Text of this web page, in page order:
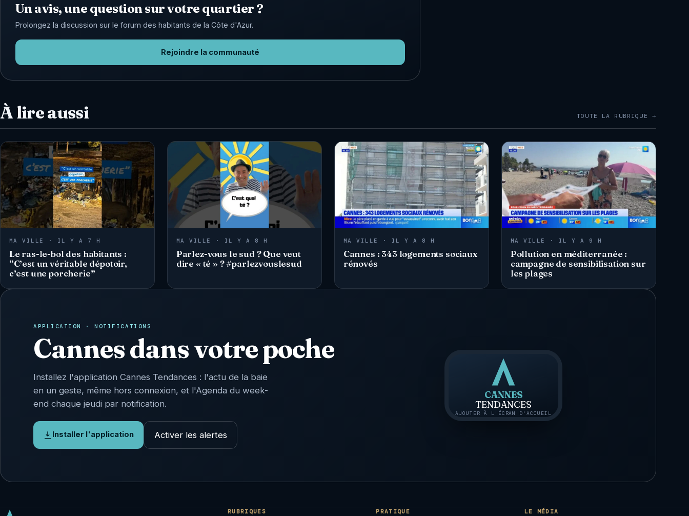
Un avis, une question sur votre quartier ?
Prolongez la discussion sur le forum des habitants de la Côte d'Azur.
Rejoindre la communauté
À lire aussi TOUTE LA RUBRIQUE →
MA VILLE · IL Y A 7 H
Le ras-le-bol des habitants :
“C’est un véritable dépotoir,
c’est une porcherie”
MA VILLE · IL Y A 8 H
Parlez-vous le sud ? Que veut
dire « té » ? #parlezvouslesud
MA VILLE · IL Y A 8 H
Cannes : 343 logements sociaux
rénovés
MA VILLE · IL Y A 9 H
Pollution en méditerranée :
campagne de sensibilisation sur
les plages
APPLICATION · NOTIFICATIONS
Cannes dans votre poche
Installez l'application Cannes Tendances : l'actu de la baie
en un geste, même hors connexion, et l'Agenda du week-
end chaque jeudi par notification.
Installer l'application Activer les alertes
CANNES
TENDANCES
AJOUTER À L'ÉCRAN D'ACCUEIL
RUBRIQUES PRATIQUE LE MÉDIA